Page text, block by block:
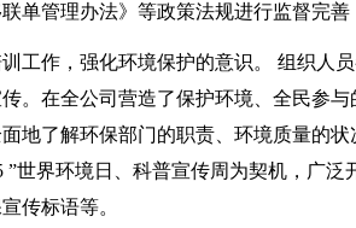
单管理办法》等政策法规进行监督完善
工作，强化环境保护的意识。 组织人
。在全公司营造了保护环境、全民参与
地了解环保部门的职责、环境质量的
”世界环境日、科普宣传周为契机，广
传标语等。